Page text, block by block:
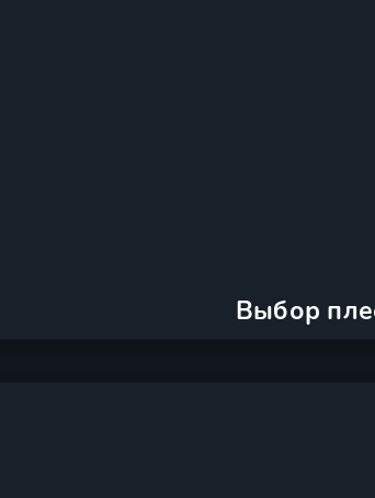
Выбор